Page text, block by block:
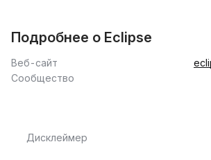
Подробнее о Eclipse
Веб-сайт
Сообщество
Дисклеймер